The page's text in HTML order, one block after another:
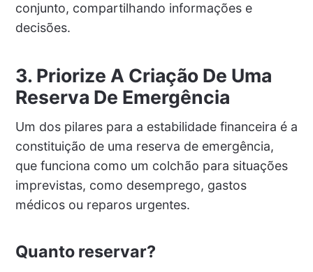
conjunto, compartilhando informações e
decisões.
3. Priorize A Criação De Uma
Reserva De Emergência
Um dos pilares para a estabilidade financeira é a
constituição de uma reserva de emergência,
que funciona como um colchão para situações
imprevistas, como desemprego, gastos
médicos ou reparos urgentes.
Quanto reservar?